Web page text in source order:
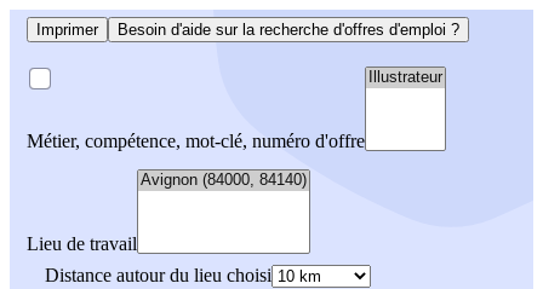
Imprimer Besoin d'aide sur la recherche d'offres d'emploi ?
Métier, compétence, mot-clé, numéro d'offre
Lieu de travail
Distance autour du lieu choisi